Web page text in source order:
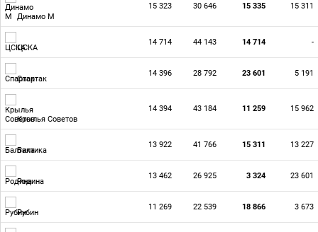
Динамо М
15 323 30 646 15 335 15 311
ЦСКА
14 714 44 143 14 714 -
Спартак
14 396 28 792 23 601 5 191
Крылья Советов
14 394 43 184 11 259 15 962
Балтика
13 922 41 766 15 311 13 227
Родина
13 462 26 925 3 324 23 601
Рубин
11 269 22 539 18 866 3 673